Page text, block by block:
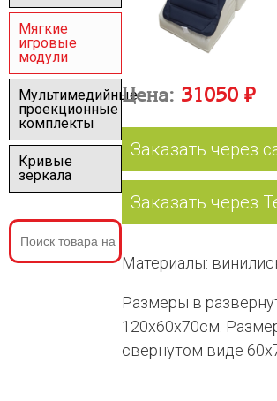
Мягкие
игровые
модули
Мультимедийные
проекционные
комплекты
Кривые
зеркала
Цена: 31050 ₽
Заказать через
Заказать через
Материалы:
Размеры в
120х60х70см.
свернутом виде